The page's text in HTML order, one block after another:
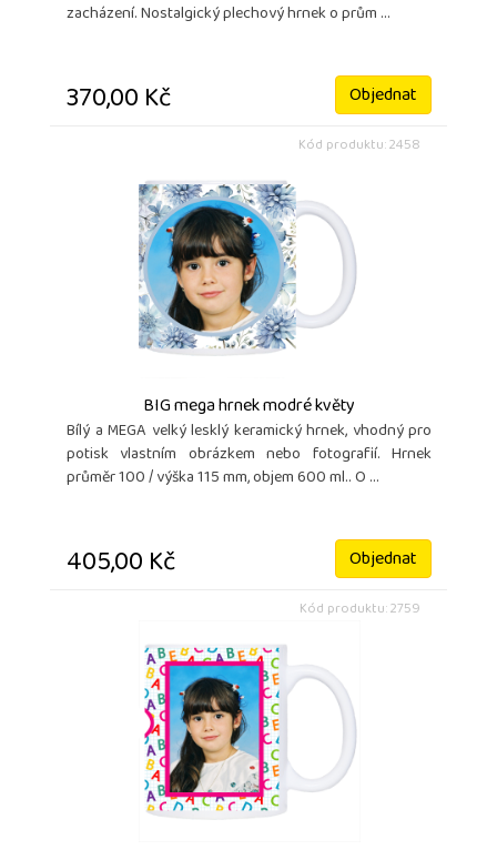
zacházení. Nostalgický plechový hrnek o prům ...
370,00 Kč Objednat
Kód produktu: 2458
BIG mega hrnek modré květy
Bílý a MEGA velký lesklý keramický hrnek, vhodný pro
potisk vlastním obrázkem nebo fotografií. Hrnek
průměr 100 / výška 115 mm, objem 600 ml.. O ...
405,00 Kč Objednat
Kód produktu: 2759